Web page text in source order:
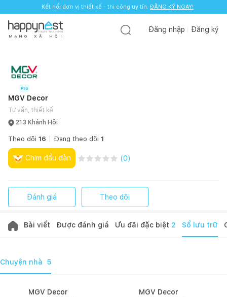
Kết nối đơn vị thiết kế - thi công uy tín. ĐĂNG KÝ NGAY!
Kết nối đơn vị thiết kế - thi công uy tín. ĐĂNG KÝ NGAY!
M Ạ N G X Ã H Ộ I
Đăng nhập Đăng ký
MGV Decor
Tư vấn, thiết kế
213 Khánh Hội
Theo dõi 16 Đang theo dõi 1
Chim đầu đàn (0)
Đánh giá Theo dõi
Bài viết Được đánh giá Ưu đãi đặc biệt 2 Sổ lưu trữ
Chuyện nhà 5
MGV Decor MGV Decor